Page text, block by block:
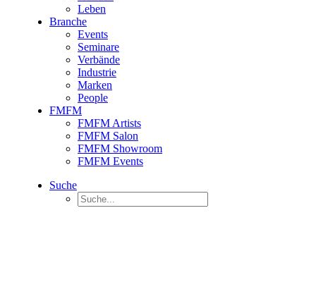
Leben
Branche
Events
Seminare
Verbände
Industrie
Marken
People
FMFM
FMFM Artists
FMFM Salon
FMFM Showroom
FMFM Events
Suche